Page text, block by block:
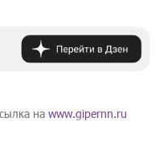
наwww.gipernn.ru